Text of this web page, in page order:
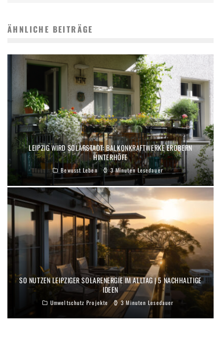
ÄHNLICHE BEITRÄGE
LEIPZIG WIRD SOLARSTADT: BALKONKRAFTWERKE EROBERN
HINTERHÖFE
Bewusst Leben 3 Minuten Lesedauer
SO NUTZEN LEIPZIGER SOLARENERGIE IM ALLTAG | 5 NACHHALTIGE
IDEEN
Umweltschutz Projekte 3 Minuten Lesedauer